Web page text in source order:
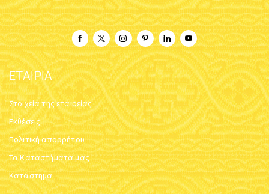
ΕΤΑΙΡΊΑ
Στοιχεία της εταιρείας
Εκθέσεις
Πολιτική απορρήτου
Τα Καταστήματα μας
Κατάστημα